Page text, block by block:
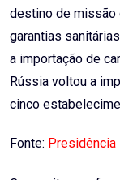
destino de missão
garantias
a importação de
Rússia voltou a
cinco
Fonte: Presidência